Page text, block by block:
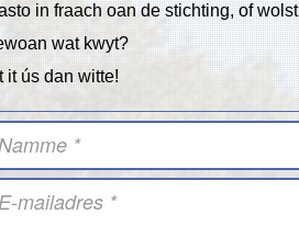
in fraach oan de stichting, of wolst
wat kwyt?
it ús dan witte!